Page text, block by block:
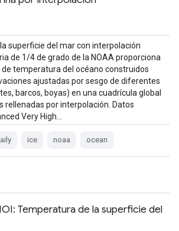
superficie del mar con interpolación
de 1/4 de grado de la NOAA proporciona
temperatura del océano construidos
ajustadas por sesgo de diferentes
barcos, boyas) en una cuadrícula global
rellenadas por interpolación. Datos
Very High…
ice noaa ocean
Temperatura de la superficie del